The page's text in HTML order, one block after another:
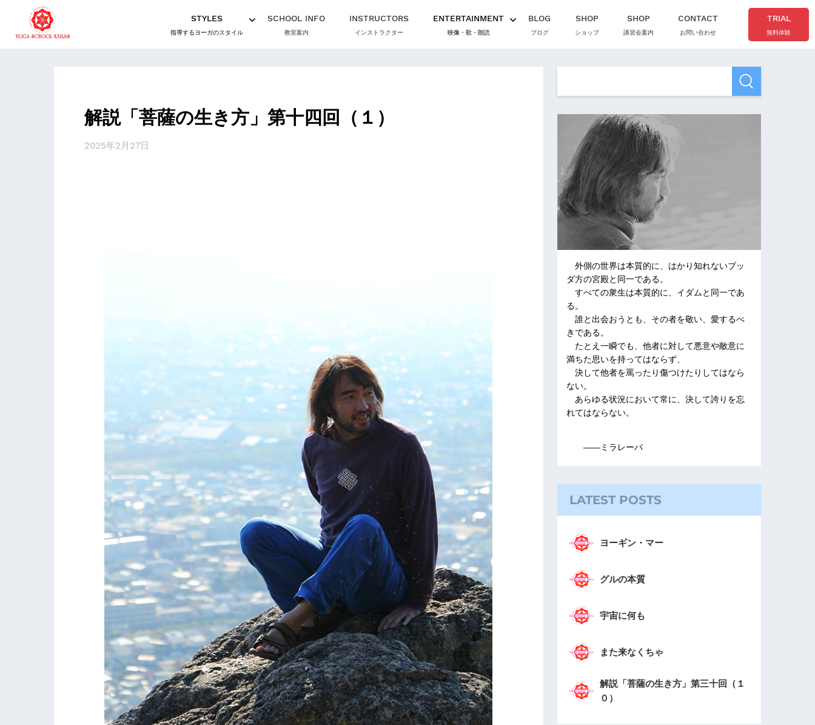
STYLES
指導するヨーガのスタイル
SCHOOL INFO
教室案内
INSTRUCTORS
インストラクター
ENTERTAINMENT
映像・歌・朗読
BLOG
ブログ
SHOP
ショップ
SHOP
講習会案内
CONTACT
お問い合わせ
TRIAL
無料体験
解説「菩薩の生き方」第十四回（１）
2025年2月27日
外側の世界は本質的に、はかり知れないブッ
ダ方の宮殿と同一である。
すべての衆生は本質的に、イダムと同一であ
る。
誰と出会おうとも、その者を敬い、愛するべ
きである。
たとえ一瞬でも、他者に対して悪意や敵意に
満ちた思いを持ってはならず、
決して他者を罵ったり傷つけたりしてはなら
ない。
あらゆる状況において常に、決して誇りを忘
れてはならない。
――ミラレーパ
LATEST POSTS
ヨーギン・マー
グルの本質
宇宙に何も
また来なくちゃ
解説「菩薩の生き方」第三十回（１
０）